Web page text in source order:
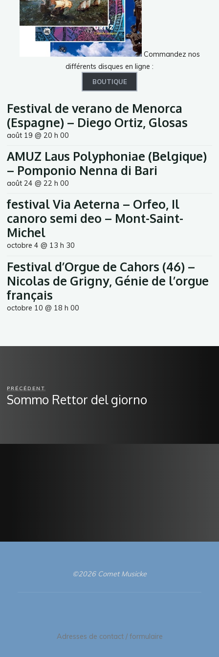
Commandez nos
différents disques en ligne :
BOUTIQUE
Festival de verano de Menorca
(Espagne) – Diego Ortiz, Glosas
août 19 @ 20 h 00
AMUZ Laus Polyphoniae (Belgique)
– Pomponio Nenna di Bari
août 24 @ 22 h 00
festival Via Aeterna – Orfeo, Il
canoro semi deo – Mont-Saint-
Michel
octobre 4 @ 13 h 30
Festival d’Orgue de Cahors (46) –
Nicolas de Grigny, Génie de l’orgue
français
octobre 10 @ 18 h 00
PRÉCÉDENT
Sommo Rettor del giorno
©2026 Comet Musicke
Adresses de contact / formulaire